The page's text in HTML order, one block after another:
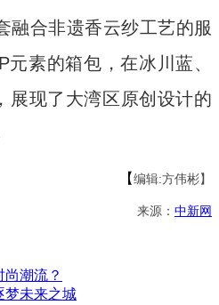
合非遗香云纱工艺的服
素的箱包，在冰川蓝、
展现了大湾区原创设计的
【编辑:方伟彬】
来源： 中新网
潮流？
梦未来之城